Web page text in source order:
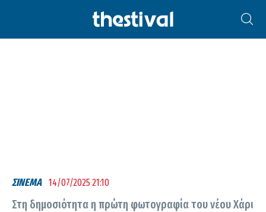
ΧΆΡΙ ΠΌΤΕΡ
ΣΙΝΕΜΑ 14/07/2025 21:10
Στη δημοσιότητα η πρώτη φωτογραφία του νέου Χάρι